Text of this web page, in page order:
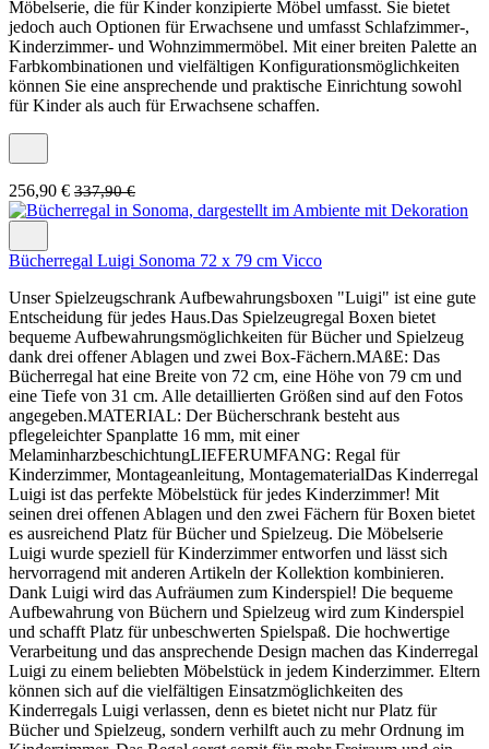
Möbelserie, die für Kinder konzipierte Möbel umfasst. Sie bietet
jedoch auch Optionen für Erwachsene und umfasst Schlafzimmer-,
Kinderzimmer- und Wohnzimmermöbel. Mit einer breiten Palette an
Farbkombinationen und vielfältigen Konfigurationsmöglichkeiten
können Sie eine ansprechende und praktische Einrichtung sowohl
für Kinder als auch für Erwachsene schaffen.
256,90 € 337,90 €
Bücherregal Luigi Sonoma 72 x 79 cm Vicco
Unser Spielzeugschrank Aufbewahrungsboxen "Luigi" ist eine gute
Entscheidung für jedes Haus.Das Spielzeugregal Boxen bietet
bequeme Aufbewahrungsmöglichkeiten für Bücher und Spielzeug
dank drei offener Ablagen und zwei Box-Fächern.MAßE: Das
Bücherregal hat eine Breite von 72 cm, eine Höhe von 79 cm und
eine Tiefe von 31 cm. Alle detaillierten Größen sind auf den Fotos
angegeben.MATERIAL: Der Bücherschrank besteht aus
pflegeleichter Spanplatte 16 mm, mit einer
MelaminharzbeschichtungLIEFERUMFANG: Regal für
Kinderzimmer, Montageanleitung, MontagematerialDas Kinderregal
Luigi ist das perfekte Möbelstück für jedes Kinderzimmer! Mit
seinen drei offenen Ablagen und den zwei Fächern für Boxen bietet
es ausreichend Platz für Bücher und Spielzeug. Die Möbelserie
Luigi wurde speziell für Kinderzimmer entworfen und lässt sich
hervorragend mit anderen Artikeln der Kollektion kombinieren.
Dank Luigi wird das Aufräumen zum Kinderspiel! Die bequeme
Aufbewahrung von Büchern und Spielzeug wird zum Kinderspiel
und schafft Platz für unbeschwerten Spielspaß. Die hochwertige
Verarbeitung und das ansprechende Design machen das Kinderregal
Luigi zu einem beliebten Möbelstück in jedem Kinderzimmer. Eltern
können sich auf die vielfältigen Einsatzmöglichkeiten des
Kinderregals Luigi verlassen, denn es bietet nicht nur Platz für
Bücher und Spielzeug, sondern verhilft auch zu mehr Ordnung im